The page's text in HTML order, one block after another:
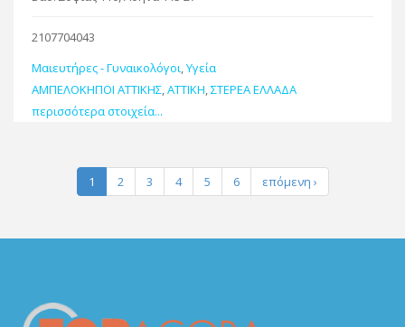
2107704043
Μαιευτήρες - Γυναικολόγοι,Υγεία
ΑΜΠΕΛΟΚΗΠΟΙ ΑΤΤΙΚΗΣ,ΑΤΤΙΚΗ,ΣΤΕΡΕΑ ΕΛΛΑΔΑ
περισσότερα στοιχεία...
1 2 3 4 5 6 επόμενη ›